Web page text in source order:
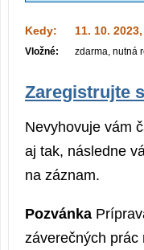
Kedy: 11. 10.
Vložné: zdarma, nutná
Zaregistrujte
Nevyhovuje vám
aj tak, následne
na záznam.
Pozvánka
záverečných prác